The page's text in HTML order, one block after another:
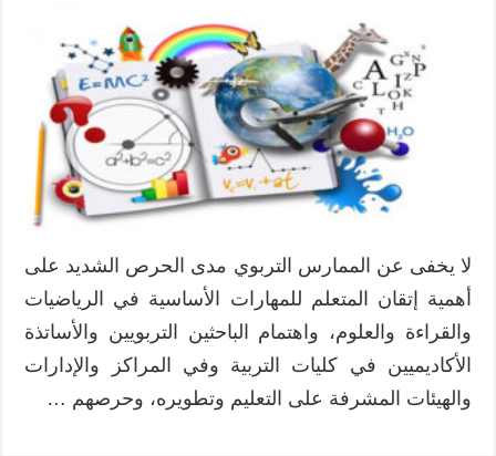
نواتج
التعلم
والراءات
الثلاث
مغلقة
لا يخفى عن الممارس التربوي مدى الحرص الشديد على
أهمية إتقان المتعلم للمهارات الأساسية في الرياضيات
والقراءة والعلوم، واهتمام الباحثين التربويين والأساتذة
الأكاديميين في كليات التربية وفي المراكز والإدارات
والهيئات المشرفة على التعليم وتطويره، وحرصهم …